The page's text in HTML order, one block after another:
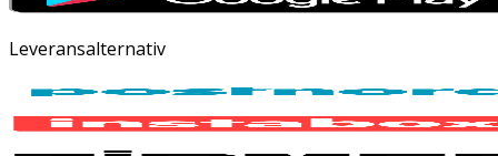
Leveransalternativ